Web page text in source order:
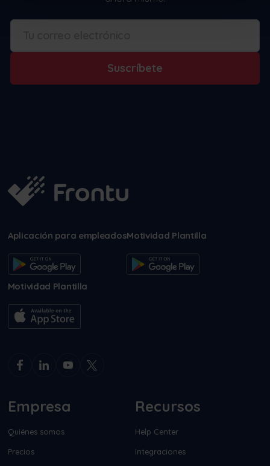
Suscríbete
Aplicación para empleadosMotividad Plantilla
Motividad Plantilla
Empresa
Quiénes somos
Precios
Recursos
Help Center
Integraciones